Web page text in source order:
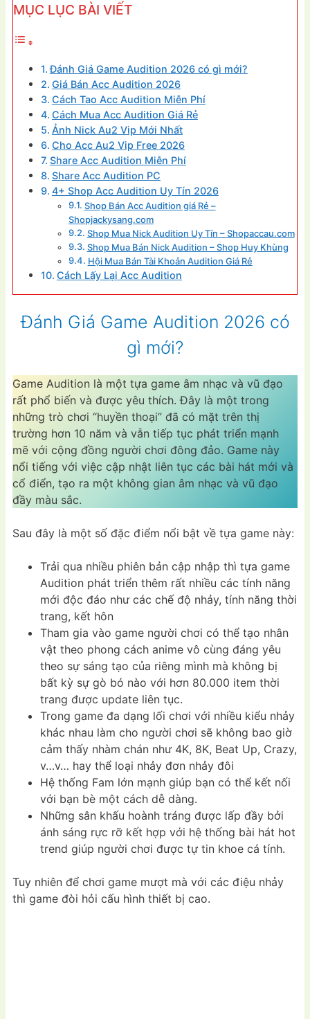
MỤC LỤC BÀI VIẾT
Đánh Giá Game Audition 2026 có gì mới?
Giá Bán Acc Audition 2026
Cách Tạo Acc Audition Miễn Phí
Cách Mua Acc Audition Giá Rẻ
Ảnh Nick Au2 Vip Mới Nhất
Cho Acc Au2 Vip Free 2026
Share Acc Audition Miễn Phí
Share Acc Audition PC
4+ Shop Acc Audition Uy Tín 2026
Shop Bán Acc Audition giá Rẻ –
Shopjackysang.com
Shop Mua Nick Audition Uy Tín – Shopaccau.com
Shop Mua Bán Nick Audition – Shop Huy Khùng
Hội Mua Bán Tài Khoản Audition Giá Rẻ
Cách Lấy Lại Acc Audition
Đánh Giá Game Audition 2026 có
gì mới?
Game Audition là một tựa game âm nhạc và vũ đạo
rất phổ biến và được yêu thích. Đây là một trong
những trò chơi “huyền thoại” đã có mặt trên thị
trường hơn 10 năm và vẫn tiếp tục phát triển mạnh
mẽ với cộng đồng người chơi đông đảo. Game này
nổi tiếng với việc cập nhật liên tục các bài hát mới và
cổ điển, tạo ra một không gian âm nhạc và vũ đạo
đầy màu sắc.
Sau đây là một số đặc điểm nổi bật về tựa game này:
Trải qua nhiều phiên bản cập nhập thì tựa game
Audition phát triển thêm rất nhiều các tính năng
mới độc đáo như các chế độ nhảy, tính năng thời
trang, kết hôn
Tham gia vào game người chơi có thể tạo nhân
vật theo phong cách anime vô cùng đáng yêu
theo sự sáng tạo của riêng mình mà không bị
bất kỳ sự gò bó nào với hơn 80.000 item thời
trang được update liên tục.
Trong game đa dạng lối chơi với nhiều kiểu nhảy
khác nhau làm cho người chơi sẽ không bao giờ
cảm thấy nhàm chán như 4K, 8K, Beat Up, Crazy,
v…v… hay thể loại nhảy đơn nhảy đôi
Hệ thống Fam lớn mạnh giúp bạn có thể kết nối
với bạn bè một cách dễ dàng.
Những sân khấu hoành tráng được lấp đầy bởi
ánh sáng rực rỡ kết hợp với hệ thống bài hát hot
trend giúp người chơi được tự tin khoe cá tính.
Tuy nhiên để chơi game mượt mà với các điệu nhảy
thì game đòi hỏi cấu hình thiết bị cao.